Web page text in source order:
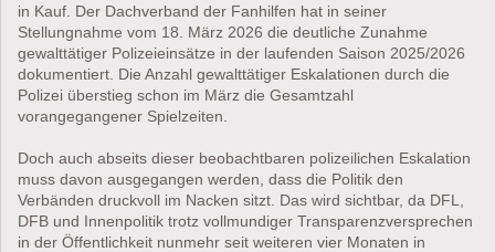
in Kauf. Der Dachverband der Fanhilfen hat in seiner
Stellungnahme vom 18. März 2026 die deutliche Zunahme
gewalttätiger Polizeieinsätze in der laufenden Saison 2025/2026
dokumentiert. Die Anzahl gewalttätiger Eskalationen durch die
Polizei überstieg schon im März die Gesamtzahl
vorangegangener Spielzeiten.
Doch auch abseits dieser beobachtbaren polizeilichen Eskalation
muss davon ausgegangen werden, dass die Politik den
Verbänden druckvoll im Nacken sitzt. Das wird sichtbar, da DFL,
DFB und Innenpolitik trotz vollmundiger Transparenzversprechen
in der Öffentlichkeit nunmehr seit weiteren vier Monaten in